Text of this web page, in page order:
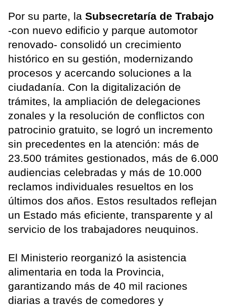
Por su parte, la Subsecretaría de Trabajo
-con nuevo edificio y parque automotor
renovado- consolidó un crecimiento
histórico en su gestión, modernizando
procesos y acercando soluciones a la
ciudadanía. Con la digitalización de
trámites, la ampliación de delegaciones
zonales y la resolución de conflictos con
patrocinio gratuito, se logró un incremento
sin precedentes en la atención: más de
23.500 trámites gestionados, más de 6.000
audiencias celebradas y más de 10.000
reclamos individuales resueltos en los
últimos dos años. Estos resultados reflejan
un Estado más eficiente, transparente y al
servicio de los trabajadores neuquinos.
El Ministerio reorganizó la asistencia
alimentaria en toda la Provincia,
garantizando más de 40 mil raciones
diarias a través de comedores y